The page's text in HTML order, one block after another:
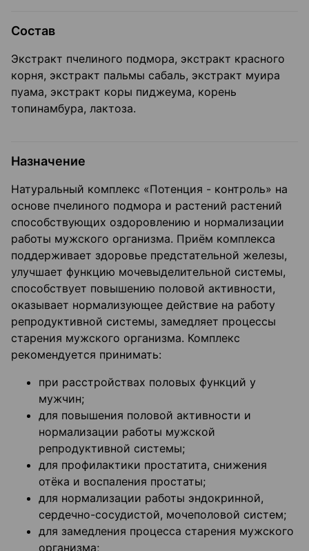
Состав
Экстракт пчелиного подмора, экстракт красного
корня, экстракт пальмы сабаль, экстракт муира
пуама, экстракт коры пиджеума, корень
топинамбура, лактоза.
Назначение
Натуральный комплекс «Потенция - контроль» на
основе пчелиного подмора и растений растений
способствующих оздоровлению и нормализации
работы мужского организма. Приём комплекса
поддерживает здоровье предстательной железы,
улучшает функцию мочевыделительной системы,
способствует повышению половой активности,
оказывает нормализующее действие на работу
репродуктивной системы, замедляет процессы
старения мужского организма. Комплекс
рекомендуется принимать:
при расстройствах половых функций у
мужчин;
для повышения половой активности и
нормализации работы мужской
репродуктивной системы;
для профилактики простатита, снижения
отёка и воспаления простаты;
для нормализации работы эндокринной,
сердечно-сосудистой, мочеполовой систем;
для замедления процесса старения мужского
организма;